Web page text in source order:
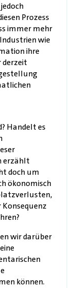
Prozess
immer mehr
wie
ihre
derzeit
Handelt es
erzählt
doch um
ökonomisch
wir darüber
können.